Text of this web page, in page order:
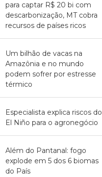
para captar R$ 20 bi com
descarbonização, MT cobra
recursos de países ricos
Um bilhão de vacas na
Amazônia e no mundo
podem sofrer por estresse
térmico
Especialista explica riscos do
El Niño para o agronegócio
Além do Pantanal: fogo
explode em 5 dos 6 biomas
do País